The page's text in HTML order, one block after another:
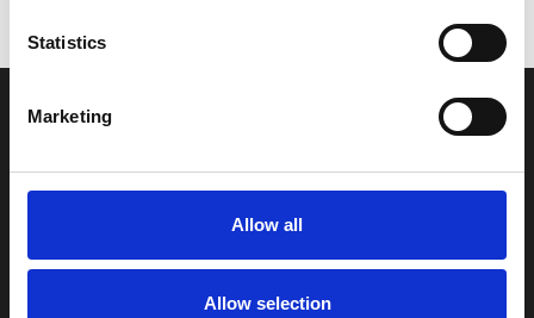
Statistics
Marketing
Allow all
Allow selection
leveres, eller hvor prisen afviger fra det viste. Vi kontakter dig
naturligvis, hvis dette er tilfældet.
INFORMATIONER